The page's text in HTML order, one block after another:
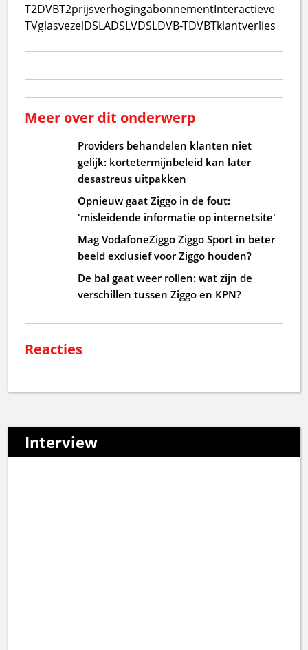
T2DVBT2prijsverhogingabonnementInteractieve
TVglasvezelDSLADSLVDSLDVB-TDVBTklantverlies
Meer over dit onderwerp
Providers behandelen klanten niet
gelijk: kortetermijnbeleid kan later
desastreus uitpakken
Opnieuw gaat Ziggo in de fout:
'misleidende informatie op internetsite'
Mag VodafoneZiggo Ziggo Sport in beter
beeld exclusief voor Ziggo houden?
De bal gaat weer rollen: wat zijn de
verschillen tussen Ziggo en KPN?
Reacties
Interview